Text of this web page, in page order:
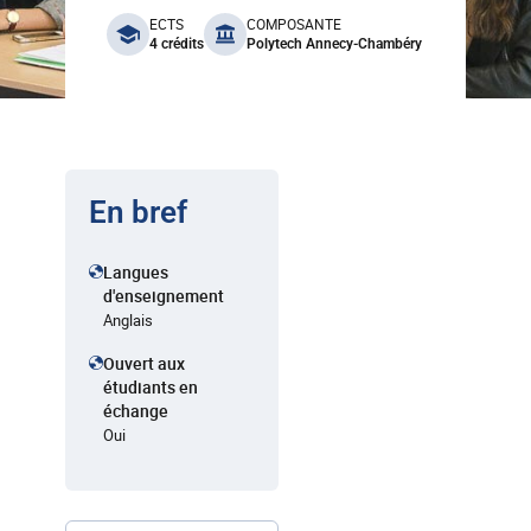
benefits
ECTS
4 crédits
COMPOSANTE
Polytech Annecy-Chambéry
En bref
Langues
d'enseignement
Anglais
Ouvert aux
étudiants en
échange
Oui